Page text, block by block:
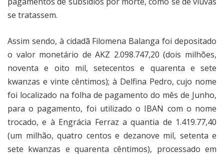
se tratassem.
Assim sendo, à cidadã Filomena Balanga foi depositado
o valor monetário de AKZ 2.098.747,20 (dois milhões,
noventa e oito mil, setecentos e quarenta e sete
kwanzas e vinte cêntimos); à Delfina Pedro, cujo nome
foi localizado na folha de pagamento do mês de Junho,
para o pagamento, foi utilizado o IBAN com o nome
trocado, e à Engrácia Ferraz a quantia de 1.419.77,40
(um milhão, quatro centos e dezanove mil, setenta e
sete kwanzas e quarenta cêntimos), processado em